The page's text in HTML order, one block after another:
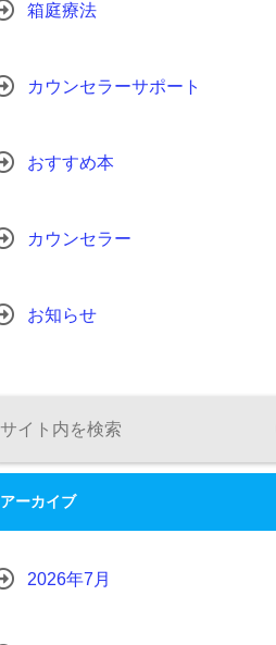
箱庭療法
カウンセラーサポート
おすすめ本
カウンセラー
お知らせ
アーカイブ
2026年7月